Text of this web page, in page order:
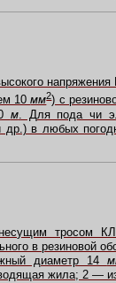
10мм2) с
м. Для пода чи
и др.) в любых
тросом
в резиновой
диаметр 14
жила; 2 —